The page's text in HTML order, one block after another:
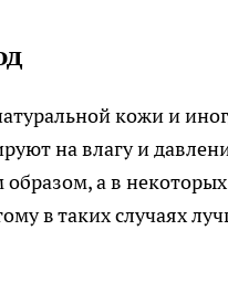
кожи и
на влагу и
а в
в таких случаях